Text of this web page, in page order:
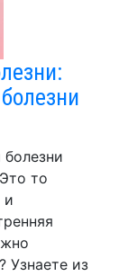
то
и
Узнаете из